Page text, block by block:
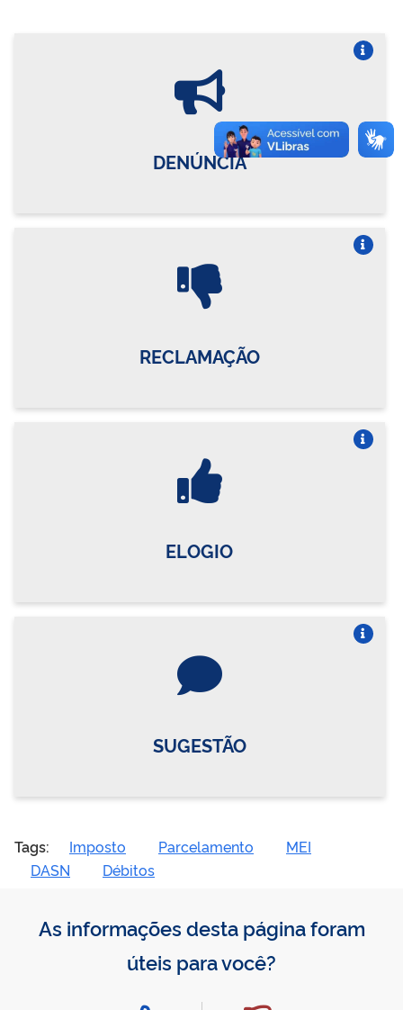
DENÚNCIA
RECLAMAÇÃO
ELOGIO
SUGESTÃO
Tags: Imposto Parcelamento
MEI
DASN
Débitos
As informações desta página foram
úteis para você?